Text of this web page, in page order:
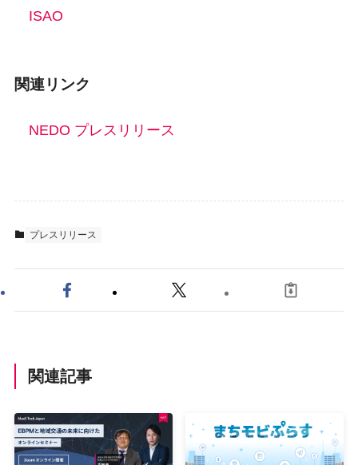
ISAO
関連リンク
NEDO プレスリリース
プレスリリース
関連記事